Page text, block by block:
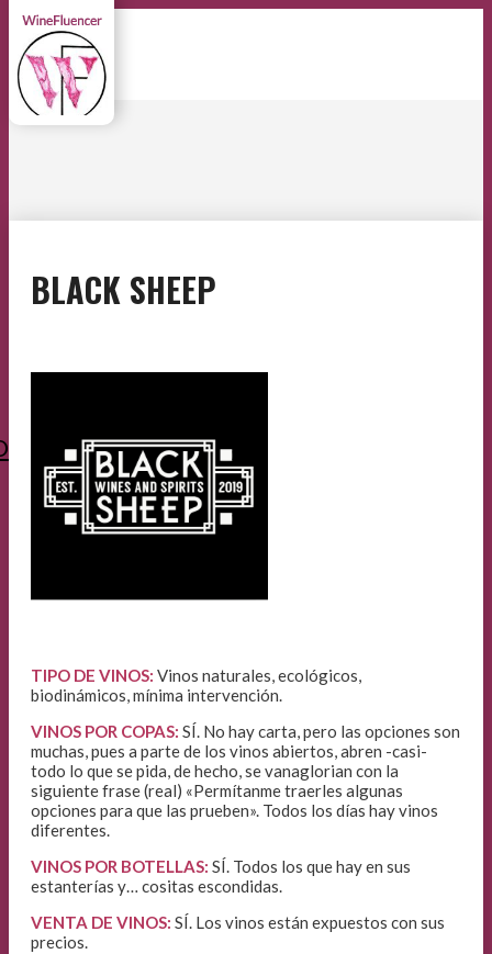
BLACK SHEEP
TIPO DE VINOS: Vinos naturales, ecológicos,
biodinámicos, mínima intervención.
VINOS POR COPAS: SÍ. No hay carta, pero las opciones son
muchas, pues a parte de los vinos abiertos, abren -casi-
todo lo que se pida, de hecho, se vanaglorian con la
siguiente frase (real) «Permítanme traerles algunas
opciones para que las prueben». Todos los días hay vinos
diferentes.
VINOS POR BOTELLAS: SÍ. Todos los que hay en sus
estanterías y… cositas escondidas.
VENTA DE VINOS: SÍ. Los vinos están expuestos con sus
precios.